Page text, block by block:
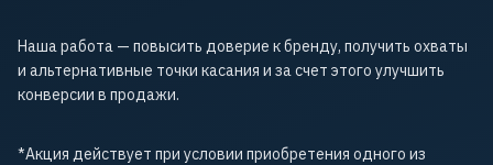
Наша работа — повысить доверие к бренду, получить охваты
и альтернативные точки касания и за счет этого улучшить
конверсии в продажи.
*Акция действует при условии приобретения одного из